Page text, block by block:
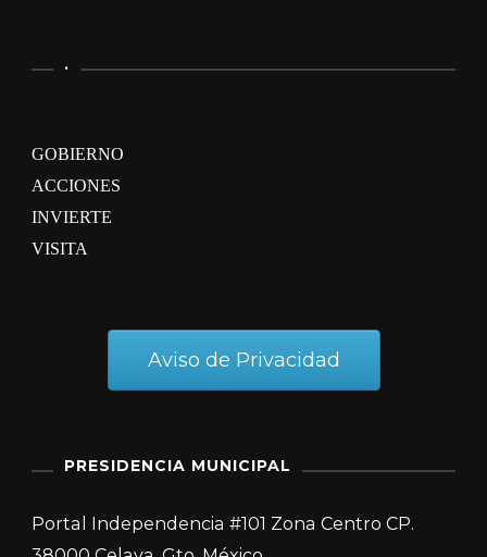
.
GOBIERNO
ACCIONES
INVIERTE
VISITA
Aviso de Privacidad
PRESIDENCIA MUNICIPAL
Portal Independencia #101 Zona Centro CP.